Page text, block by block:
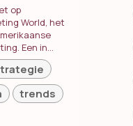
op
World, het
Een in...
trends